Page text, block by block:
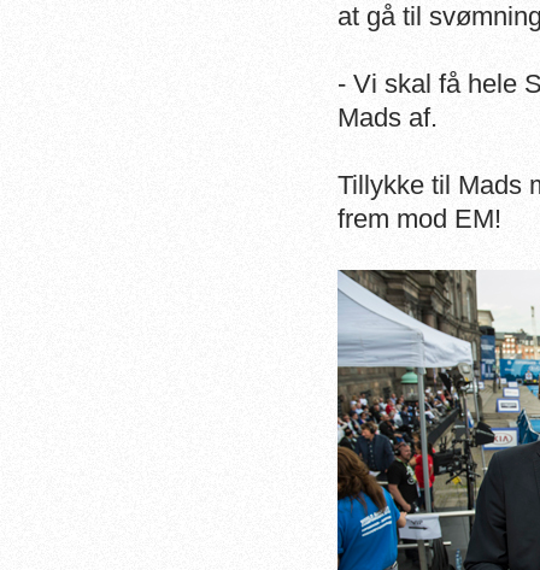
at gå til
- Vi skal få hele
Mads af.
Tillykke til Mads
frem mod EM!